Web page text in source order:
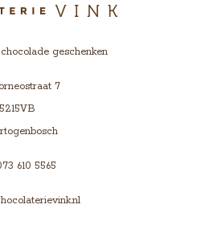
geschenken
7
5215VB
610 5565